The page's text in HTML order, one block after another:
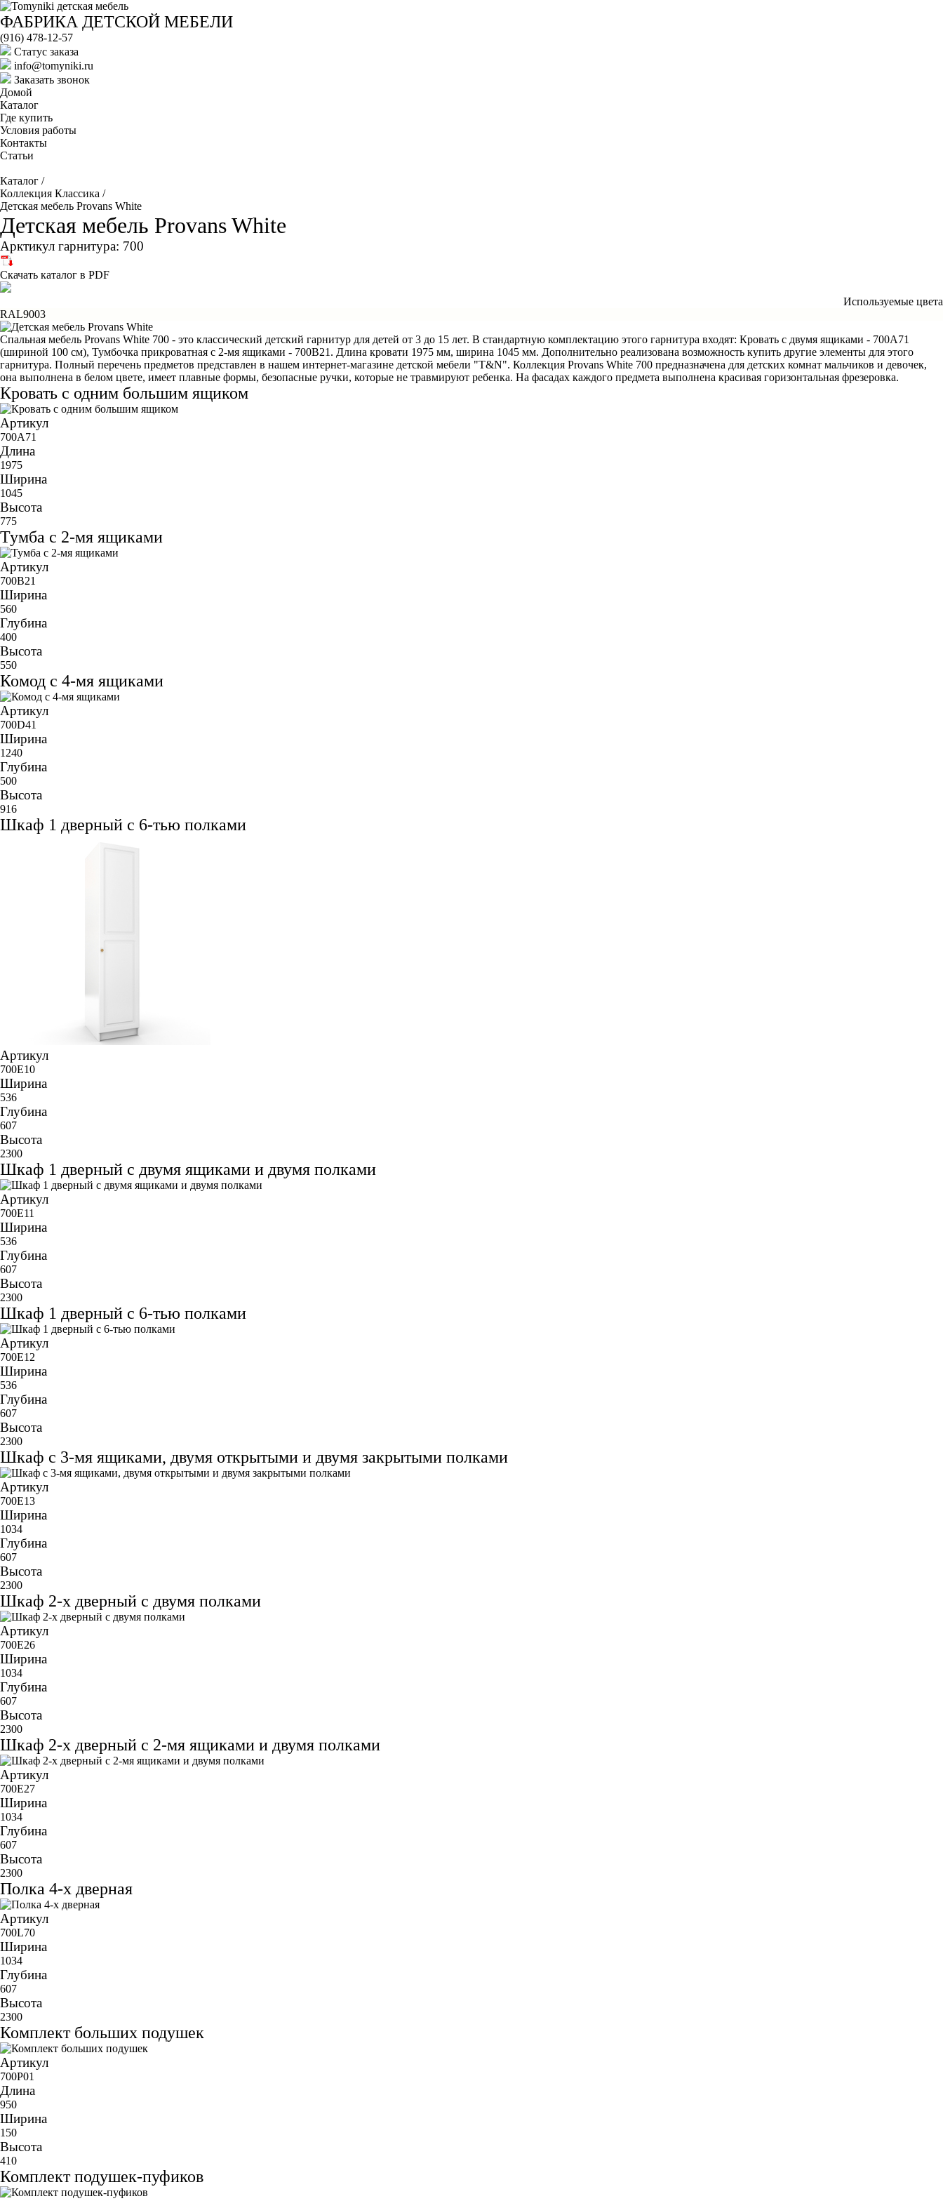
ФАБРИКА ДЕТСКОЙ МЕБЕЛИ
(916) 478-12-57
Cтатус заказа
info@tomyniki.ru
Заказать звонок
Домой
Каталог
Где купить
Условия работы
Контакты
Статьи
Каталог /
Коллекция Классика /
Детская мебель Provans White
Детская мебель Provans White
Арктикул гарнитура: 700
Скачать каталог в PDF
Используемые цвета
RAL9003
Спальная мебель Provans White 700 - это классический детский гарнитур для детей от 3 до 15 лет. В стандартную комплектацию этого гарнитура входят: Кровать с двумя ящиками - 700A71
(шириной 100 см), Тумбочка прикроватная с 2-мя ящиками - 700B21 . Длина кровати 1975 мм, ширина 1045 мм. Дополнительно реализована возможность купить другие элементы для этого
гарнитура. Полный перечень предметов представлен в нашем интернет-магазине детской мебели "T&N". Коллекция Provans White 700 предназначена для детских комнат мальчиков и девочек,
она выполнена в белом цвете, имеет плавные формы, безопасные ручки, которые не травмируют ребенка. На фасадах каждого предмета выполнена красивая горизонтальная фрезеровка.
Кровать с одним большим ящиком
Артикул
700A71
Длина
1975
Ширина
1045
Высота
775
Тумба с 2-мя ящиками
Артикул
700B21
Ширина
560
Глубина
400
Высота
550
Комод с 4-мя ящиками
Артикул
700D41
Ширина
1240
Глубина
500
Высота
916
Шкаф 1 дверный с 6-тью полками
Артикул
700E10
Ширина
536
Глубина
607
Высота
2300
Шкаф 1 дверный с двумя ящиками и двумя полками
Артикул
700E11
Ширина
536
Глубина
607
Высота
2300
Шкаф 1 дверный с 6-тью полками
Артикул
700E12
Ширина
536
Глубина
607
Высота
2300
Шкаф с 3-мя ящиками, двумя открытыми и двумя закрытыми полками
Артикул
700E13
Ширина
1034
Глубина
607
Высота
2300
Шкаф 2-х дверный с двумя полками
Артикул
700E26
Ширина
1034
Глубина
607
Высота
2300
Шкаф 2-х дверный с 2-мя ящиками и двумя полками
Артикул
700E27
Ширина
1034
Глубина
607
Высота
2300
Полка 4-х дверная
Артикул
700L70
Ширина
1034
Глубина
607
Высота
2300
Комплект больших подушек
Артикул
700P01
Длина
950
Ширина
150
Высота
410
Комплект подушек-пуфиков